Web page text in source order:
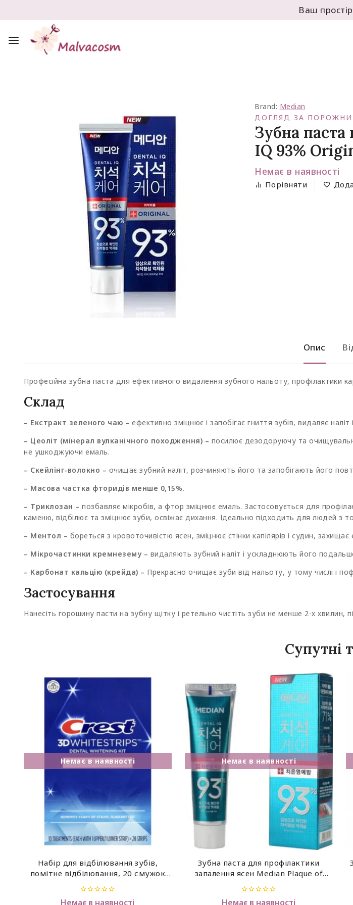
Ваш
Brand: Median
ДОГЛЯД ЗА
Зубна паста
IQ 93%
Немає в наявності
Порівняти
Опис
Професійна зубна паста для ефективного видалення зубного нальоту, профілактики
Склад
– Екстракт зеленого чаю – ефективно зміцнює і запобігає гниття зубів, видаляє наліт
– Цеоліт (мінерал вулканічного походження) – посилює дезодоруючу та
не ушкоджуючи емаль.
– Cкейлінг-волокно – очищає зубний наліт, розчиняють його та запобігають його
– Масова частка фторидів менше 0,15%.
– Триклозан – позбавляє мікробів, а фтор зміцнює емаль. Застосовується для
каменю, відбілює та зміцнює зуби, освіжає дихання. Ідеально підходить для людей з
– Ментол – бореться з кровоточивістю ясен, зміцнює стінки капілярів і судин,
– Мікрочастинки кремнезему – видаляють зубний наліт і ускладнюють його
– Карбонат кальцію (крейда) – Прекрасно очищає зуби від нальоту, у тому числі і
Застосування
Нанесіть горошину пасти на зубну щітку і ретельно чистіть зуби не менше 2-х хвилин,
Супутні
Набір для відбілювання зубів,
помітне відбілювання, 20 смужок
Немає в наявності
Зубна паста для профілактики
запалення ясен Median Plaque of
Немає в наявності